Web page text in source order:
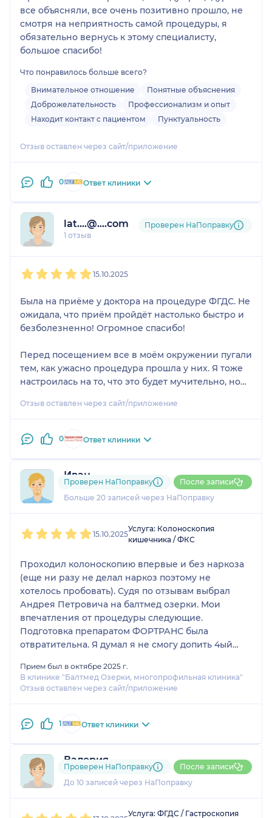
все объясняли, все очень позитивно прошло, не
смотря на неприятность самой процедуры, я
обязательно вернусь к этому специалисту,
большое спасибо!
Что понравилось больше всего?
Внимательное отношение
Понятные объяснения
Доброжелательность
Профессионализм и опыт
Находит контакт с пациентом
Пунктуальность
Отзыв оставлен через сайт/приложение
0 Ответ клиники
lat....@....com
1 отзыв
Проверен НаПоправку
15.10.2025
Была на приёме у доктора на процедуре ФГДС. Не
ожидала, что приём пройдёт настолько быстро и
безболезненно! Огромное спасибо!
Перед посещением все в моём окружении пугали
тем, как ужасно процедура прошла у них. Я тоже
настроилась на то, что это будет мучительно, но
всяких похвал! Процедура была не описать
медсестра поддерживали, относились с
сочувствием и пониманием. Доктор всё время
процедура заняла буквально минуту, может, 2, но
не больше. Боли, бесконечных рвотных позывов,
чувства удушья и всего того, чем пугали меня все
Просто небольшой дискомфорт, но абсолютно
терпимый.
рекомендую специалиста Андрея Петровича!
Отзыв оставлен через сайт/приложение
0 Ответ клиники
Иван
9 отзывов
Больше 20 записей через НаПоправку
Проверен НаПоправку После записи
15.10.2025
Услуга: Колоноскопия
кишечника / ФКС
Проходил колоноскопию впервые и без наркоза
(еще ни разу не делал наркоз поэтому не
хотелось пробовать). Судя по отзывам выбрал
Андрея Петровича на балтмед озерки. Мои
впечатления от процедуры следующие.
Подготовка препаратом ФОРТРАНС была
отвратительна. Я думал я не смогу допить 4ый
тяжко, так что советую осознанно подходить к
выбору. Пить 4 литра «малоприятной» на вкус
Сама процедура: тут я особо не боялся, читал
месте). Все писали что прошло хорошо, даже без
наркоза. В двух словах: так оно и было.
Врач всё рассказал, предупредил об ощущениях,
Прием был в октябре 2025 г.
В клинике "Балтмед Озерки, многопрофильная клиника"
Отзыв оставлен через сайт/приложение
1 Ответ клиники
Валерия
1 отзыв
До 10 записей через НаПоправку
Проверен НаПоправку После записи
Услуга: ФГДС / Гастроскопия